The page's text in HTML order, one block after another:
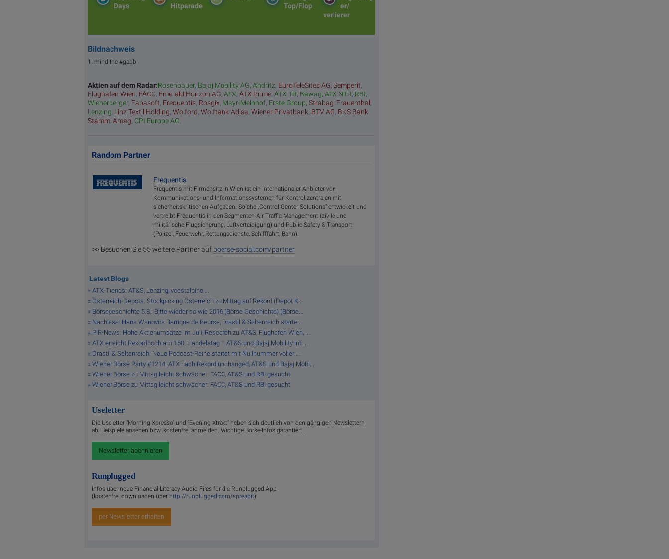
er/
verlierer
Top/Flop
Hitparade
Days
Bildnachweis
1. mind the #gabb
Aktien auf dem Radar:Rosenbauer, Bajaj Mobility AG,Andritz, EuroTeleSites AG,Semperit,
Flughafen Wien, FACC, Emerald Horizon AG,ATX,ATX Prime,ATX TR, Bawag,ATX NTR, RBI,
Wienerberger, Fabasoft, Frequentis, Rosgix, Mayr-Melnhof, Erste Group,Strabag, Frauenthal,
Lenzing, Linz Textil Holding,Wolford,Wolftank-Adisa,Wiener Privatbank, BTV AG, BKS Bank
Stamm,Amag, CPI Europe AG
Random Partner
Frequentis
Frequentis mit Firmensitz in Wien ist ein internationaler Anbieter von
Kommunikations- und Informationssystemen für Kontrollzentralen mit
sicherheitskritischen Aufgaben. Solche „Control Center Solutions" entwickelt und
vertreibt Frequentis in den Segmenten Air Traffic Management (zivile und
militärische Flugsicherung, Luftverteidigung) und Public Safety & Transport
(Polizei, Feuerwehr, Rettungsdienste, Schifffahrt, Bahn).
>> Besuchen Sie 55 weitere Partner auf boerse-social.com/partner
Latest Blogs
» ATX-Trends: AT&S, Lenzing, voestalpine ...
» Österreich-Depots: Stockpicking Österreich zu Mittag auf Rekord (Depot K...
» Börsegeschichte 5.8.: Bitte wieder so wie 2016 (Börse Geschichte) (Börse...
» Nachlese: Hans Wanovits Barrique de Beurse, Drastil & Seltenreich starte...
» PIR-News: Hohe Aktienumsätze im Juli, Research zu AT&S, Flughafen Wien, ...
» ATX erreicht Rekordhoch am 150. Handelstag – AT&S und Bajaj Mobility im ...
» Drastil & Seltenreich: Neue Podcast-Reihe startet mit Nullnummer voller ...
» Wiener Börse Party #1214: ATX nach Rekord unchanged, AT&S und Bajaj Mobi...
» Wiener Börse zu Mittag leicht schwächer: FACC, AT&S und RBI gesucht
» Wiener Börse zu Mittag leicht schwächer: FACC, AT&S und RBI gesucht
Useletter
Die Useletter "Morning Xpresso" und "Evening Xtrakt" heben sich deutlich von den gängigen Newslettern
ab. Beispiele ansehen bzw. kostenfrei anmelden. Wichtige Börse-Infos garantiert.
Newsletter abonnieren
Runplugged
Infos über neue Financial Literacy Audio Files für die Runplugged App
(kostenfrei downloaden über http://runplugged.com/spreadit)
per Newsletter erhalten